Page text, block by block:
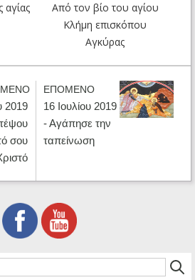
αγίας
Από τον βίο του αγίου
Κλήμη επισκόπου
Αγκύρας
2019
σου
ΕΠΟΜΕΝΟ
16 Ιουλίου 2019
- Αγάπησε την
ταπείνωση